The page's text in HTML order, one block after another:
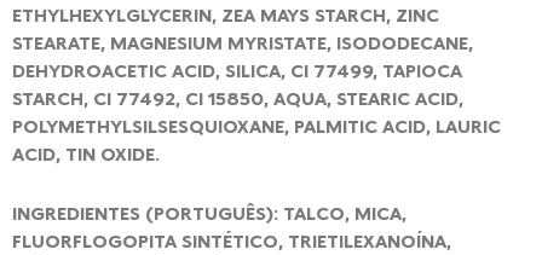
ETHYLHEXYLGLYCERIN, ZEA MAYS STARCH, ZINC
STEARATE, MAGNESIUM MYRISTATE, ISODODECANE,
DEHYDROACETIC ACID, SILICA, CI 77499, TAPIOCA
STARCH, CI 77492, CI 15850, AQUA, STEARIC ACID,
POLYMETHYLSILSESQUIOXANE, PALMITIC ACID, LAURIC
ACID, TIN OXIDE.
INGREDIENTES (PORTUGUÊS): TALCO, MICA,
FLUORFLOGOPITA SINTÉTICO, TRIETILEXANOÍNA,